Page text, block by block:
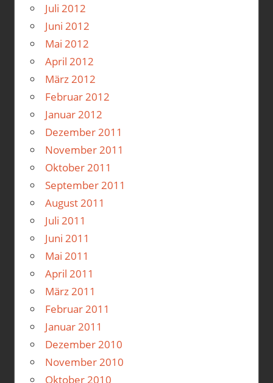
Juli 2012
Juni 2012
Mai 2012
April 2012
März 2012
Februar 2012
Januar 2012
Dezember 2011
November 2011
Oktober 2011
September 2011
August 2011
Juli 2011
Juni 2011
Mai 2011
April 2011
März 2011
Februar 2011
Januar 2011
Dezember 2010
November 2010
Oktober 2010